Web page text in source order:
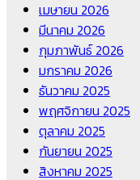
เมษายน 2026
มีนาคม 2026
กุมภาพันธ์ 2026
มกราคม 2026
ธันวาคม 2025
พฤศจิกายน 2025
ตุลาคม 2025
กันยายน 2025
สิงหาคม 2025